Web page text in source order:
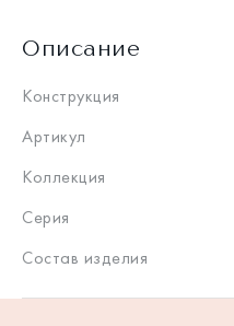
Описание
Конструкция
Артикул
Коллекция
Серия
Состав изделия